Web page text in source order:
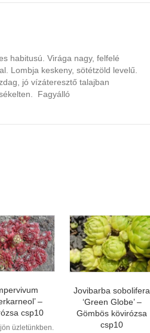
habitusú. Virága nagy, felfelé
Lombja keskeny, sötétzöld levelű.
jó vízáteresztő talajban
Fagyálló
–
csp10
üzletünkben.
Jovibarba sobolifera
‘Green Globe’ –
Gömbös kövirózsa
csp10